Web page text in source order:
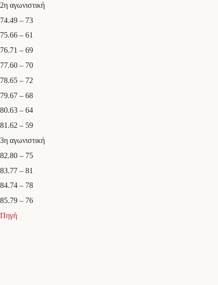
2η αγωνιστική
74.49 – 73
75.66 – 61
76.71 – 69
77.60 – 70
78.65 – 72
79.67 – 68
80.63 – 64
81.62 – 59
3η αγωνιστική
82.80 – 75
83.77 – 81
84.74 – 78
85.79 – 76
Πηγή